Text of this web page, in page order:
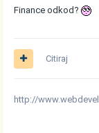
Finance odkod?
Citiraj
http://